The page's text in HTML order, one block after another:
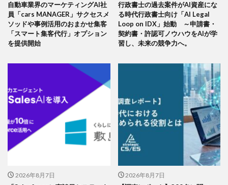
自動車業界のマーケティングAI社
員「cars MANAGER」サクセスメ
ソッドや事例活用のおまかせ集客
「スマート集客代行」オプション
を提供開始
行政書士の過去案件がAI資産にな
る時代行政書士向け「AI Legal
Loop on IDX」始動 ～申請書・
契約書・許認可ノウハウをAIが学
習し、未来の競争力へ。
2026年8月7日 2026年8月7日